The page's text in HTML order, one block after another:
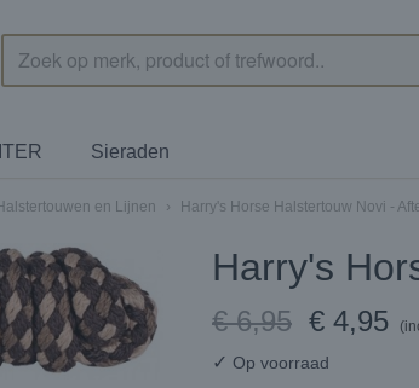
Sieraden
en Lijnen › Harry's Horse Halstertouw Novi -
Harry's
€ 6,95 € 4,95
✓ Op voorraad